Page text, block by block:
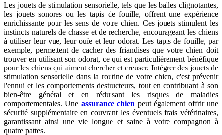
Les jouets de stimulation sensorielle, tels que les balles clignotantes,
les jouets sonores ou les tapis de fouille, offrent une expérience
enrichissante pour les sens de votre chien. Ces jouets stimulent les
instincts naturels de chasse et de recherche, encourageant les chiens
à utiliser leur vue, leur ouïe et leur odorat. Les tapis de fouille, par
exemple, permettent de cacher des friandises que votre chien doit
trouver en utilisant son odorat, ce qui est particulièrement bénéfique
pour les chiens qui aiment chercher et creuser. Intégrer des jouets de
stimulation sensorielle dans la routine de votre chien, c'est prévenir
l'ennui et les comportements destructeurs, tout en contribuant à son
bien-être général et en réduisant les risques de maladies
comportementales. Une assurance chien peut également offrir une
sécurité supplémentaire en couvrant les éventuels frais vétérinaires,
garantissant ainsi une vie longue et saine à votre compagnon à
quatre pattes.